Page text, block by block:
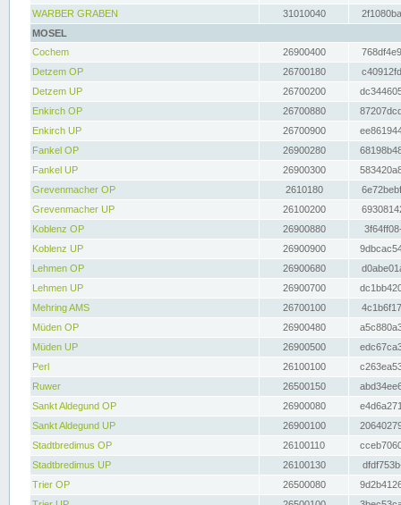
WARBER GRABEN
31010040
MOSEL
Cochem
26900400
Detzem OP
26700180
Detzem UP
26700200
Enkirch OP
26700880
Enkirch UP
26700900
Fankel OP
26900280
Fankel UP
26900300
Grevenmacher OP
2610180
Grevenmacher UP
26100200
Koblenz OP
26900880
Koblenz UP
26900900
Lehmen OP
26900680
Lehmen UP
26900700
Mehring AMS
26700100
Müden OP
26900480
Müden UP
26900500
Perl
26100100
Ruwer
26500150
Sankt Aldegund OP
26900080
Sankt Aldegund UP
26900100
Stadtbredimus OP
26100110
Stadtbredimus UP
26100130
Trier OP
26500080